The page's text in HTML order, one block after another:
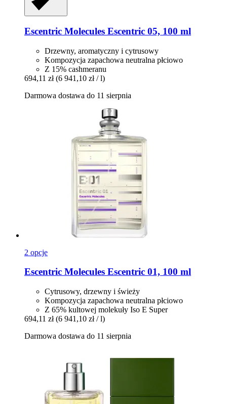
Escentric Molecules Escentric 05, 100 ml
Drzewny, aromatyczny i cytrusowy
Kompozycja zapachowa neutralna płciowo
Z 15% cashmeranu
694,11 zł (6 941,10 zł / l)
Darmowa dostawa do 11 sierpnia
2 opcje
Escentric Molecules Escentric 01, 100 ml
Cytrusowy, drzewny i świeży
Kompozycja zapachowa neutralna płciowo
Z 65% kultowej molekuły Iso E Super
694,11 zł (6 941,10 zł / l)
Darmowa dostawa do 11 sierpnia